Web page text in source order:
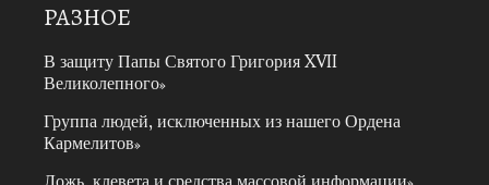
РАЗНОЕ
В защиту Папы Святого Григория XVII
Великолепного
Группа людей, исключенных из нашего Ордена
Кармелитов